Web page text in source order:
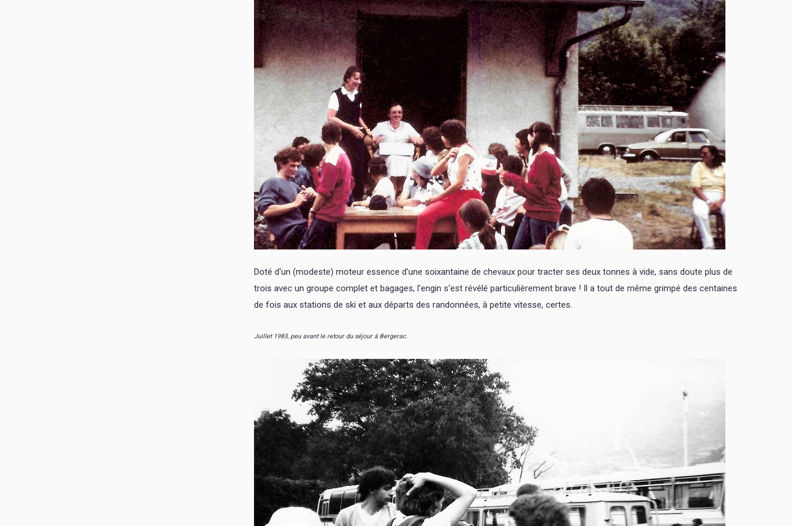
Doté d'un (modeste) moteur essence d'une soixantaine de chevaux pour tracter ses deux tonnes à vide, sans doute plus de
trois avec un groupe complet et bagages, l'engin s'est révélé particulièrement brave ! Il a tout de même grimpé des centaines
de fois aux stations de ski et aux départs des randonnées, à petite vitesse, certes.
Juillet 1983, peu avant le retour du séjour à Bergerac.